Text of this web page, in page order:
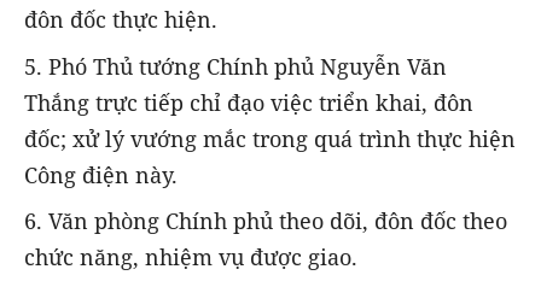
đôn đốc thực hiện.
5. Phó Thủ tướng Chính phủ Nguyễn Văn
Thắng trực tiếp chỉ đạo việc triển khai, đôn
đốc; xử lý vướng mắc trong quá trình thực hiện
Công điện này.
6. Văn phòng Chính phủ theo dõi, đôn đốc theo
chức năng, nhiệm vụ được giao.